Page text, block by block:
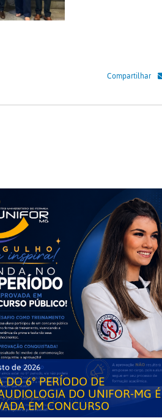
Compartilhar
de 2026
6° PERÍODO DE
DO UNIFOR-MG É
EM CONCURSO